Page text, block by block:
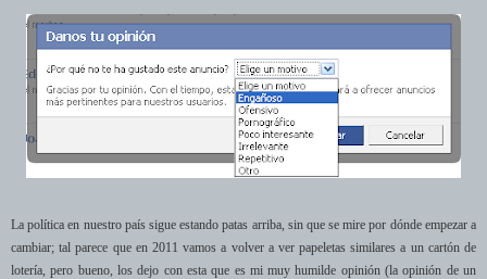
La política en nuestro país sigue estando patas arriba, sin que se mire por dónde empezar a
cambiar; tal parece que en 2011 vamos a volver a ver papeletas similares a un cartón de
lotería, pero bueno, los dejo con esta que es mi muy humilde opinión (la opinión de un